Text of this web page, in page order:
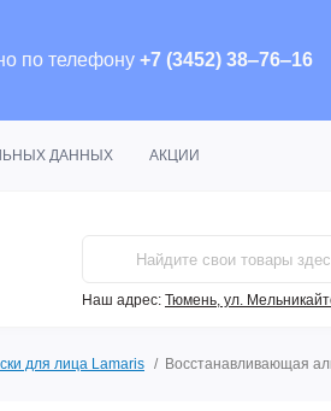
по телефону +7 (3452) 38‒76‒16
ДАННЫХ АКЦИИ
Наш адрес: Тюмень, ул.
для лица Lamaris Восстанавливающая